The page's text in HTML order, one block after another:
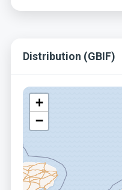
Distribution (GBIF)
+
−